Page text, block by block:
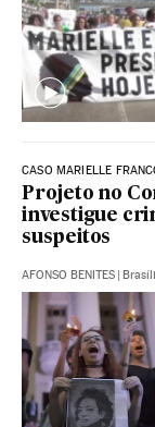
CASO MARIELLE
Projeto no
investigue
suspeitos
AFONSO BENITES |